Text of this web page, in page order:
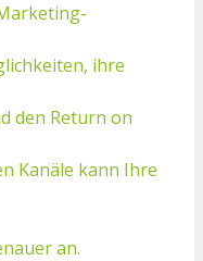
ihre
den Return on
Kanäle kann Ihre
an.